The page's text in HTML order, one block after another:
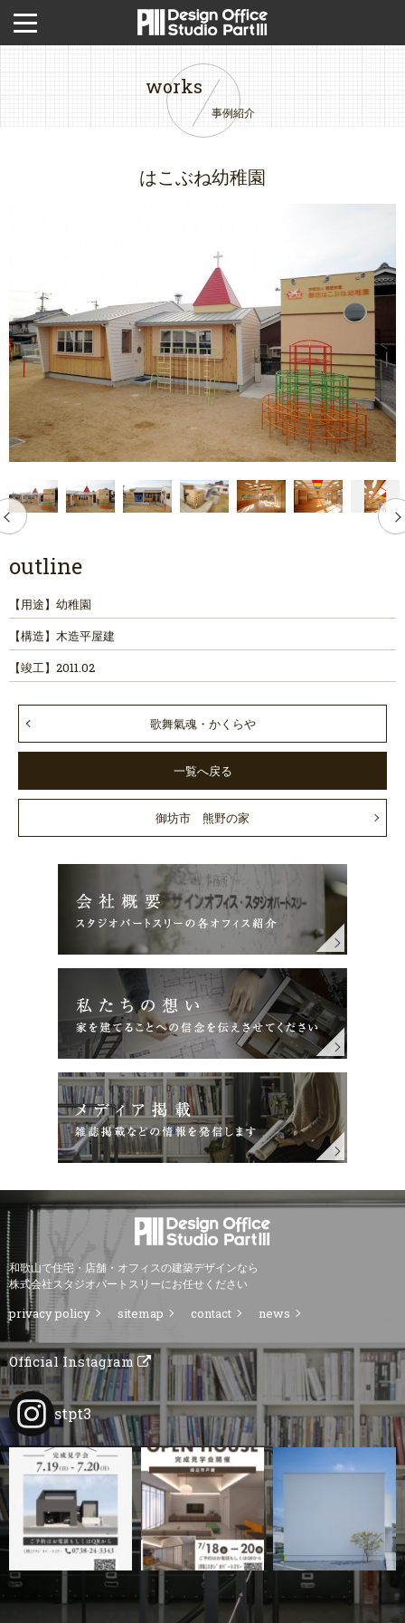
事例紹介
works
はこぶね幼稚園
outline
【用途】 幼稚園
【構造】 木造平屋建
【竣工】 2011.02
歌舞氣魂・かくらや
一覧へ戻る
御坊市 熊野の家
和歌山で住宅・店舗・オフィスの建築デザインなら
株式会社スタジオパートスリーにお任せください
privacy policy sitemap contact news
Official Instagram
stpt3